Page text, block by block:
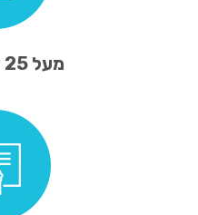
מעל 25 שנות נסיון